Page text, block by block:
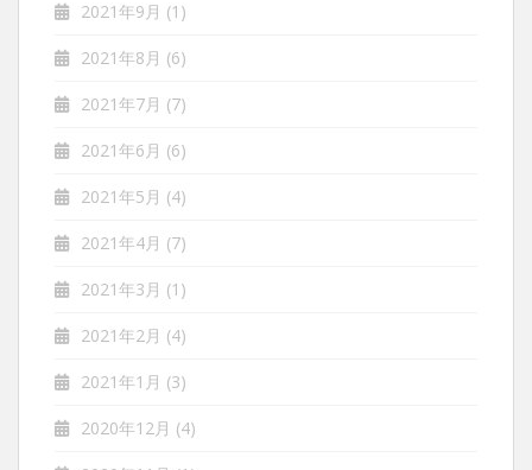
2021年9月 (1)
2021年8月 (6)
2021年7月 (7)
2021年6月 (6)
2021年5月 (4)
2021年4月 (7)
2021年3月 (1)
2021年2月 (4)
2021年1月 (3)
2020年12月 (4)